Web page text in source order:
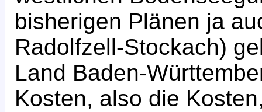
bisherigen Plänen ja
Radolfzell-Stockach)
Land Baden-
Kosten, also die